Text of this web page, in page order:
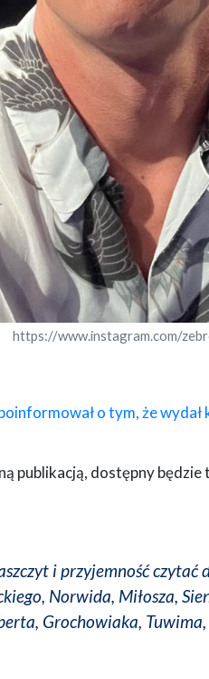
https://www.instagram.com/
o tym, że wydał
publikacją, dostępny
i przyjemność
Norwida, Miłosza,
Grochowiaka, Tuwima,